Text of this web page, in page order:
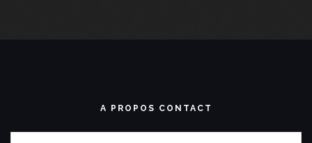
A PROPOS CONTACT